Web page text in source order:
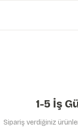
1-5 İş
Sipariş verdiğiniz